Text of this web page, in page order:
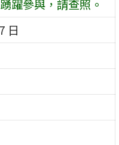
躍參與，請查照。
日